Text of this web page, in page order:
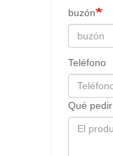
buzón
Teléfono
Qué pedir